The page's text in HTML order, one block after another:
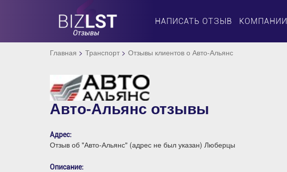
НАПИСАТЬ ОТЗЫВ КОМПАНИИ
Главная Транспорт Отзывы клиентов о Авто-Альянс
Авто-Альянс отзывы
Адрес:
Отзыв об "Авто-Альянс" (адрес не был указан) Люберцы
Описание: